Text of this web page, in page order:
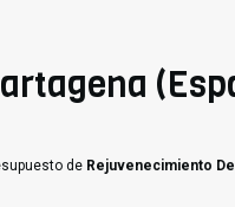
de Rejuvenecimiento